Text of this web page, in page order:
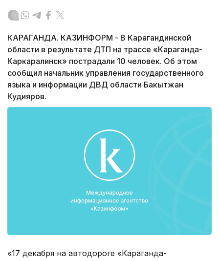
КАРАГАНДА. КАЗИНФОРМ - В Карагандинской
области в результате ДТП на трассе «Караганда-
Каркаралинск» пострадали 10 человек. Об этом
сообщил начальник управления государственного
языка и информации ДВД области Бакытжан
Кудияров.
«17 декабря на автодороге «Караганда-